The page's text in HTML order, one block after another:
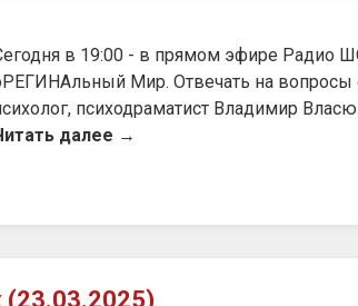
в 19:00 - в прямом эфире Радио
Мир. Отвечать на вопросы
психодраматист Владимир
далее →